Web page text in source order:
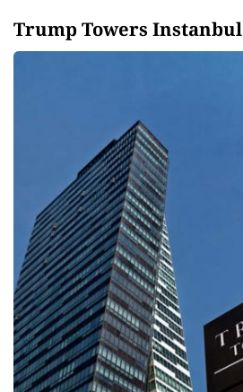
Trump Towers Instanbul